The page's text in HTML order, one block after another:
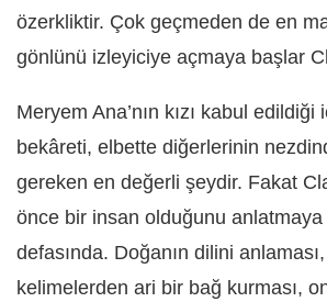
özerkliktir. Çok geçmeden de en
gönlünü izleyiciye açmaya başlar
Meryem Ana’nın kızı kabul edildiği
bekâreti, elbette diğerlerinin
gereken en değerli şeydir. Fakat
önce bir insan olduğunu anlatmaya
defasında. Doğanın dilini
kelimelerden ari bir bağ kurması,